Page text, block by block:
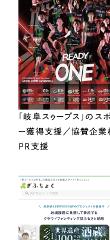
「岐阜スゥープス」のス
ー獲得支援／協賛企業
PR支援